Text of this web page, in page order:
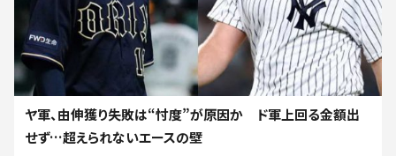
ヤ軍、由伸獲り失敗は“忖度”が原因か ド軍上回る金額出
せず…超えられないエースの壁